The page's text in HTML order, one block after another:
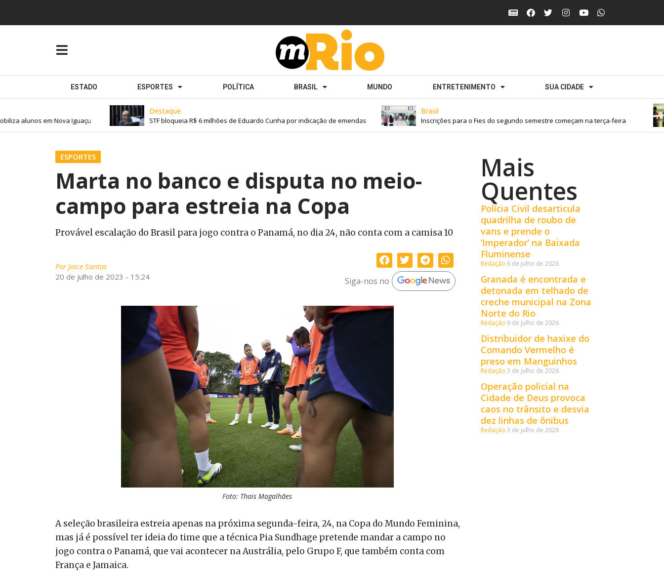
ESTADO ESPORTES POLÍTICA BRASIL MUNDO ENTRETENIMENTO SUA CIDADE
Destaque
STF bloqueia R$ 6 milhões de Eduardo Cunha por indicação de emendas
Brasil
Inscrições para o Fies do segundo semestre começam na terça-feira
alunos em Nova Iguaçu
ESPORTES
Marta no banco e disputa no meio-
campo para estreia na Copa
Provável escalação do Brasil para jogo contra o Panamá, no dia 24, não conta com a camisa 10
PorJoice Santos
20 de julho de 2023 - 15:24
Siga-nos no
Foto: Thais Magalhães
A seleção brasileira estreia apenas na próxima segunda-feira, 24, na Copa do Mundo Feminina,
mas já é possível ter ideia do time que a técnica Pia Sundhage pretende mandar a campo no
jogo contra o Panamá, que vai acontecer na Austrália, pelo Grupo F, que também conta com
França e Jamaica.
Mais
Quentes
Polícia Civil desarticula
quadrilha de roubo de
vans e prende o
‘Imperador’ na Baixada
Fluminense
Redação 6 de julho de 2026
Granada é encontrada e
detonada em telhado de
creche municipal na Zona
Norte do Rio
Redação 6 de julho de 2026
Distribuidor de haxixe do
Comando Vermelho é
preso em Manguinhos
Redação 3 de julho de 2026
Operação policial na
Cidade de Deus provoca
caos no trânsito e desvia
dez linhas de ônibus
Redação 3 de julho de 2026